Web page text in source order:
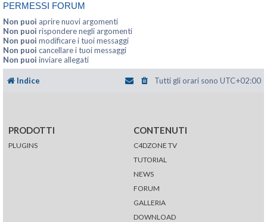
PERMESSI FORUM
Non puoi aprire nuovi argomenti
Non puoi rispondere negli argomenti
Non puoi modificare i tuoi messaggi
Non puoi cancellare i tuoi messaggi
Non puoi inviare allegati
Indice Tutti gli orari sono UTC+02:00
PRODOTTI
PLUGINS
CONTENUTI
C4DZONE TV
TUTORIAL
NEWS
FORUM
GALLERIA
DOWNLOAD